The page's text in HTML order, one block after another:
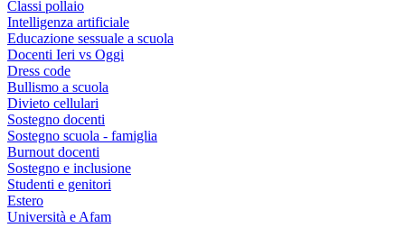
Classi pollaio
Intelligenza artificiale
Educazione sessuale a scuola
Docenti Ieri vs Oggi
Dress code
Bullismo a scuola
Divieto cellulari
Sostegno docenti
Sostegno scuola - famiglia
Burnout docenti
Sostegno e inclusione
Studenti e genitori
Estero
Università e Afam